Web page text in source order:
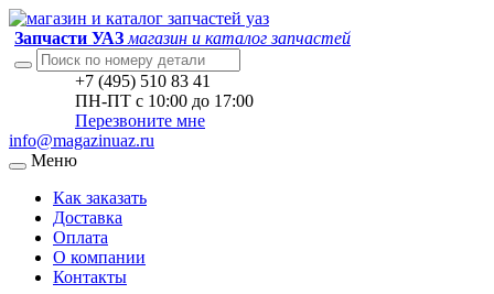
Запчасти УАЗ магазин и каталог запчастей
+7 (495) 510 83 41
ПН-ПТ с 10:00 до 17:00
Перезвоните мне
info@magazinuaz.ru
Меню
Как заказать
Доставка
Оплата
О компании
Контакты